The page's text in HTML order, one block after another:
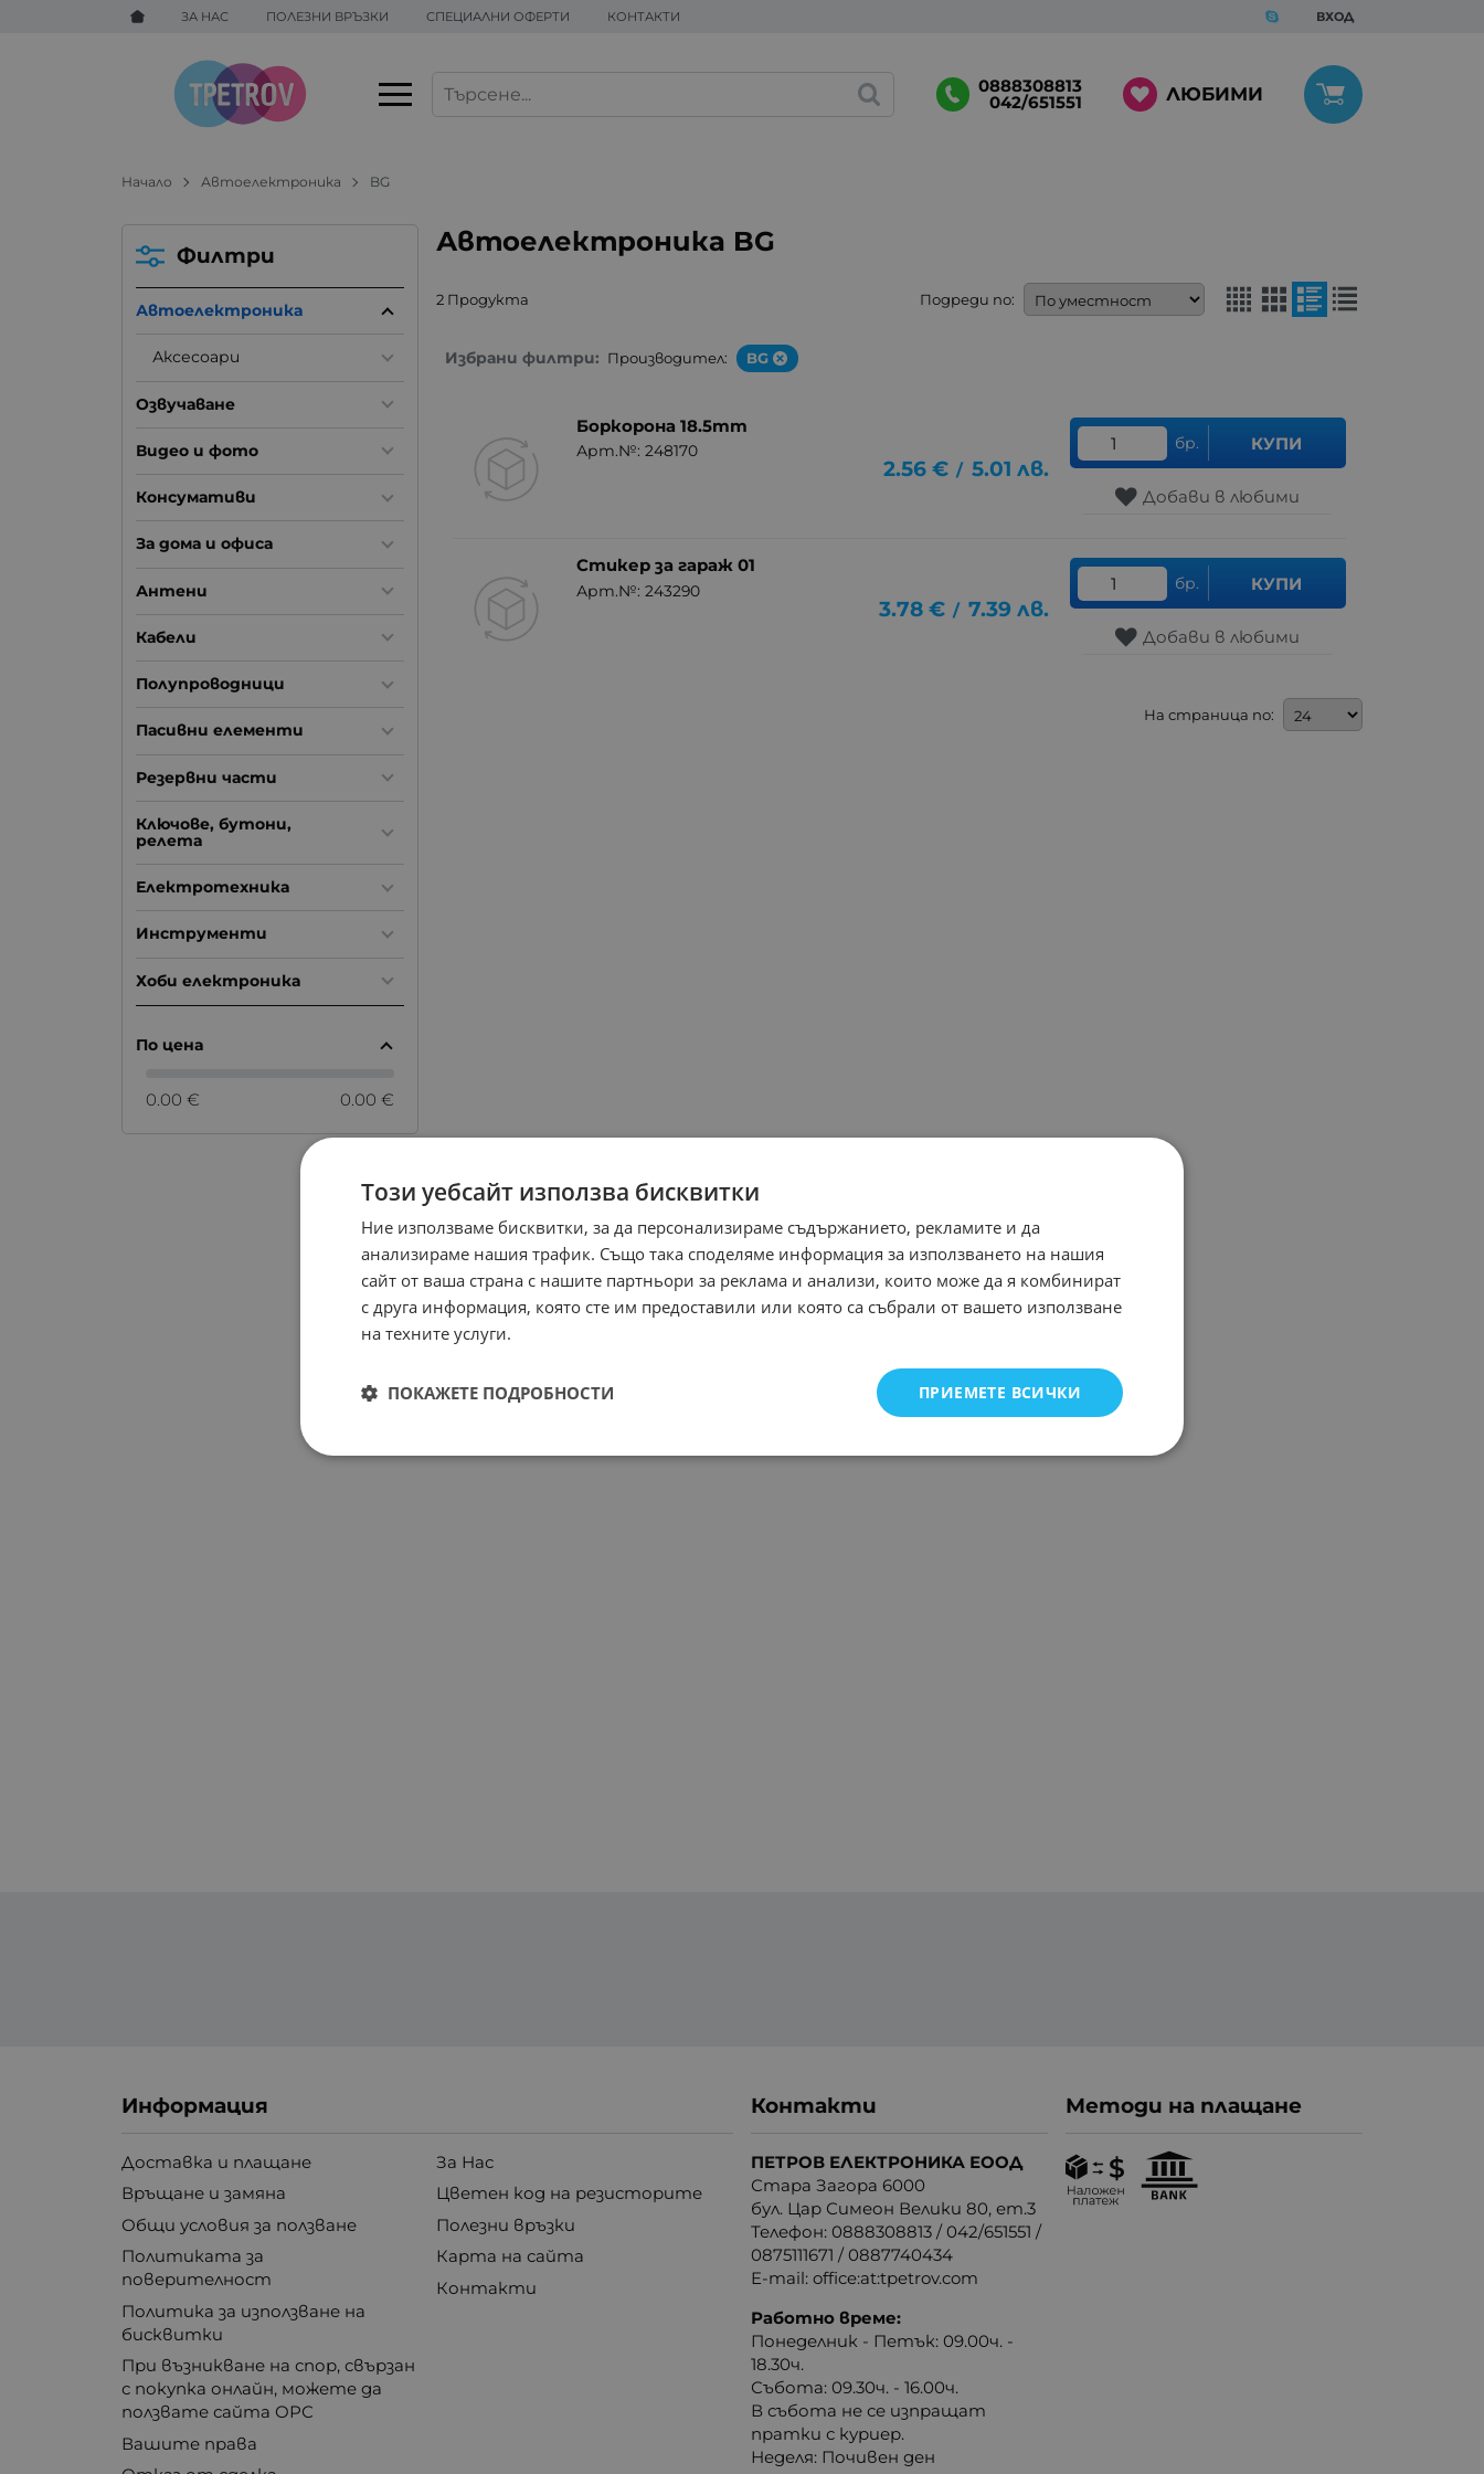
ЗА НАС ПОЛЕЗНИ ВРЪЗКИ СПЕЦИАЛНИ ОФЕРТИ КОНТАКТИ ВХОД
0888308813
042/651551 ЛЮБИМИ
Начало Автоелектроника BG
Автоелектроника BG
2 Продукта Подреди по:
Избрани филтри: Производител: BG
Боркорона 18.5mm
Арт.№: 248170
2.56 € / 5.01 лв.
бр. КУПИ
Добави в любими
Стикер за гараж 01
Арт.№: 243290
3.78 € / 7.39 лв.
бр. КУПИ
Добави в любими
На страница по:
Филтри
Автоелектроника
Аксесоари
Озвучаване
Видео и фото
Консумативи
За дома и офиса
Антени
Кабели
Полупроводници
Пасивни елементи
Резервни части
Ключове, бутони,
релета
Електротехника
Инструменти
Хоби електроника
По цена
0.00 € 0.00 €
Информация
Доставка и плащане
Връщане и замяна
Общи условия за ползване
Политиката за
поверителност
Политика за използване на
бисквитки
При възникване на спор, свързан
с покупка онлайн, можете да
ползвате сайта ОРС
Вашите права
За Нас
Цветен код на резисторите
Полезни връзки
Карта на сайта
Контакти
Контакти
ПЕТРОВ ЕЛЕКТРОНИКА ЕООД
Стара Загора 6000
бул. Цар Симеон Велики 80, ет.3
Телефон:0888308813 /042/651551 /
0875111671 /0887740434
E-mail:office:at:tpetrov.com
Работно време:
Понеделник - Петък: 09.00ч. -
18.30ч.
Събота: 09.30ч. - 16.00ч.
В събота не се изпращат
пратки с куриер.
Неделя: Почивен ден
Методи на плащане
Този уебсайт използва бисквитки
Ние използваме бисквитки, за да персонализираме съдържанието, рекламите и да
анализираме нашия трафик. Също така споделяме информация за използването на нашия
сайт от ваша страна с нашите партньори за реклама и анализи, които може да я комбинират
с друга информация, която сте им предоставили или която са събрали от вашето използване
на техните услуги.
ПРИЕМЕТЕ ВСИЧКИ
ПОКАЖЕТЕ ПОДРОБНОСТИ